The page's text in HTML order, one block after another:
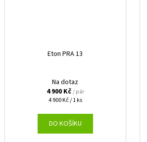
Eton PRA 13
Na dotaz
4 900 Kč/ pár
Měrná
4 900 Kč / 1 ks
DO KOŠÍKU